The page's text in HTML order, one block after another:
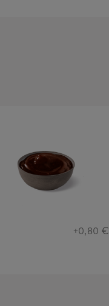
+0,80 €